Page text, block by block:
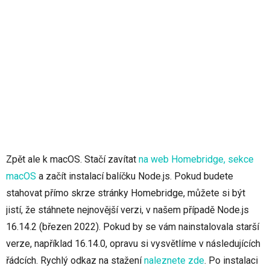
Zpět ale k macOS. Stačí zavítat na web Homebridge, sekce
macOS a začít instalací balíčku Node.js. Pokud budete
stahovat přímo skrze stránky Homebridge, můžete si být
jistí, že stáhnete nejnovější verzi, v našem případě Node.js
16.14.2 (březen 2022). Pokud by se vám nainstalovala starší
verze, například 16.14.0, opravu si vysvětlíme v následujících
řádcích. Rychlý odkaz na staženínaleznete zde. Po instalaci